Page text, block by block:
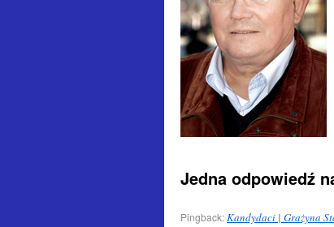
Jedna odpowiedź
Pingback:Kandydaci | Grażyna